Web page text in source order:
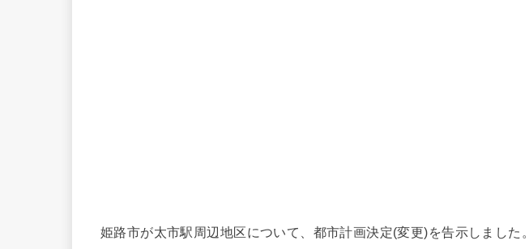
姫路市が太市駅周辺地区について、都市計画決定(変更)を告示しました。